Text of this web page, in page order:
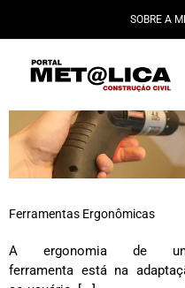
conteúdo
SOBRE A
Ferramentas Ergonômicas
A ergonomia de
ferramenta está na